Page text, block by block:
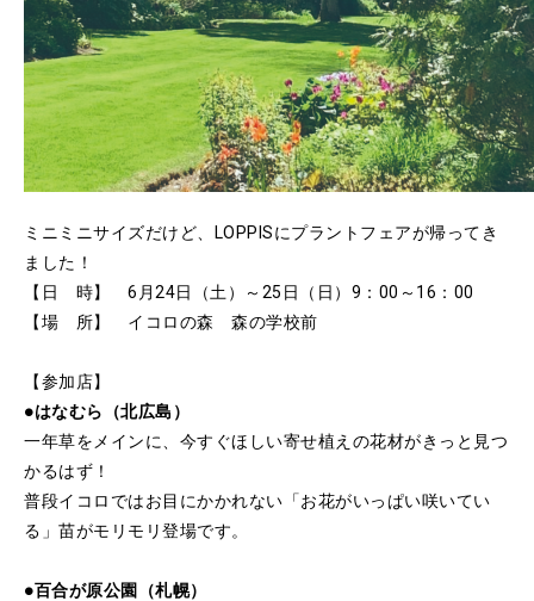
ミニミニサイズだけど、LOPPISにプラントフェアが帰ってき
ました！
【日 時】 6月24日（土）～25日（日）9：00～16：00
【場 所】 イコロの森 森の学校前
【参加店】
●はなむら（北広島）
一年草をメインに、今すぐほしい寄せ植えの花材がきっと見つ
かるはず！
普段イコロではお目にかかれない「お花がいっぱい咲いてい
る」苗がモリモリ登場です。
●百合が原公園（札幌）